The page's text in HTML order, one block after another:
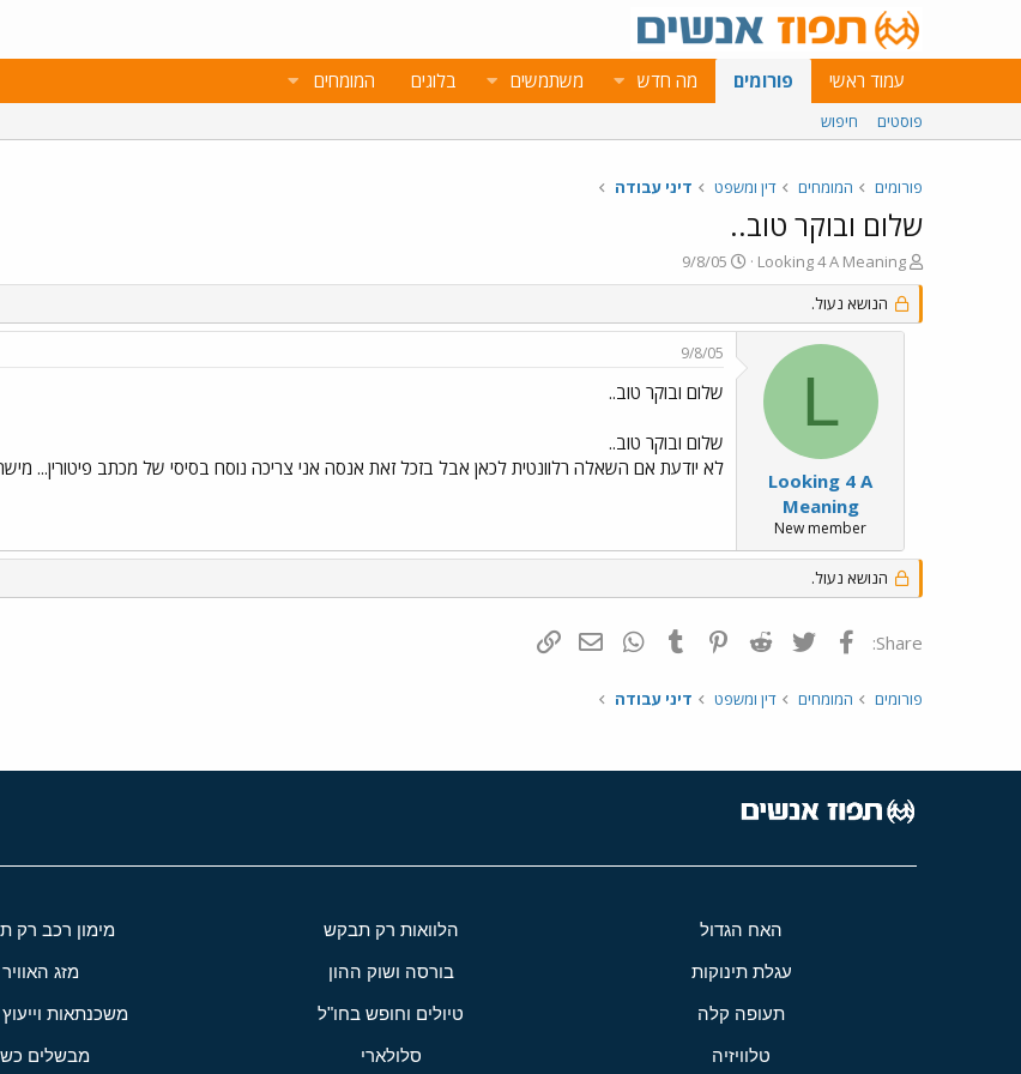
עמוד ראשי פורומים מה חדש משתמשים בלוגים המומחים
פוסטים חיפוש
פורומים המומחים דין ומשפט דיני עבודה
שלום ובוקר טוב..
פ
ו
ת
ח
Looking 4 A Meaning
פ
ו
ס
ם
ת
ר
ך
9/8/05
הנושא נעול.
L
Looking 4 A
Meaning
New member
9/8/05
שלום ובוקר טוב..
שלום ובוקר טוב..
לא יודעת אם השאלה רלוונטית לכאן אבל בזכל זאת אנסה אני צריכה נוסח בסיסי של מכתב פיטורין...
הנושא נעול.
Share: פייסבוק Twitter
Reddit
Pinterest
Tumblr
WhatsAppדואר אלקטרוני
פורומים המומחים דין ומשפט דיני עבודה
האח הגדול הלוואות רק תבקש מימון רכב רק
עגלת תינוקות בורסה ושוק ההון מזג האוויר
תעופה קלה טיולים וחופש בחו"ל משכנתאות
טלוויזיה סלולארי מבשלים